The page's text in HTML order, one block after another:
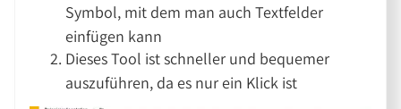
Symbol, mit dem man auch Textfelder
einfügen kann
Dieses Tool ist schneller und bequemer
auszuführen, da es nur ein Klick ist